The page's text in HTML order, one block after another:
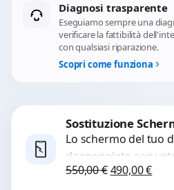
Diagnosi trasparente
Eseguiamo sempre una
verificare la fattibilità
con qualsiasi riparazione.
Scopri come funziona
Sostituzione
Lo schermo del tuo
danneggiato con
macchie, schermo
550,00€Il prezzo
490,00€Il